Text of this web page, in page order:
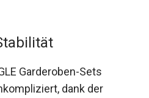
Garderoben-Sets
dank der